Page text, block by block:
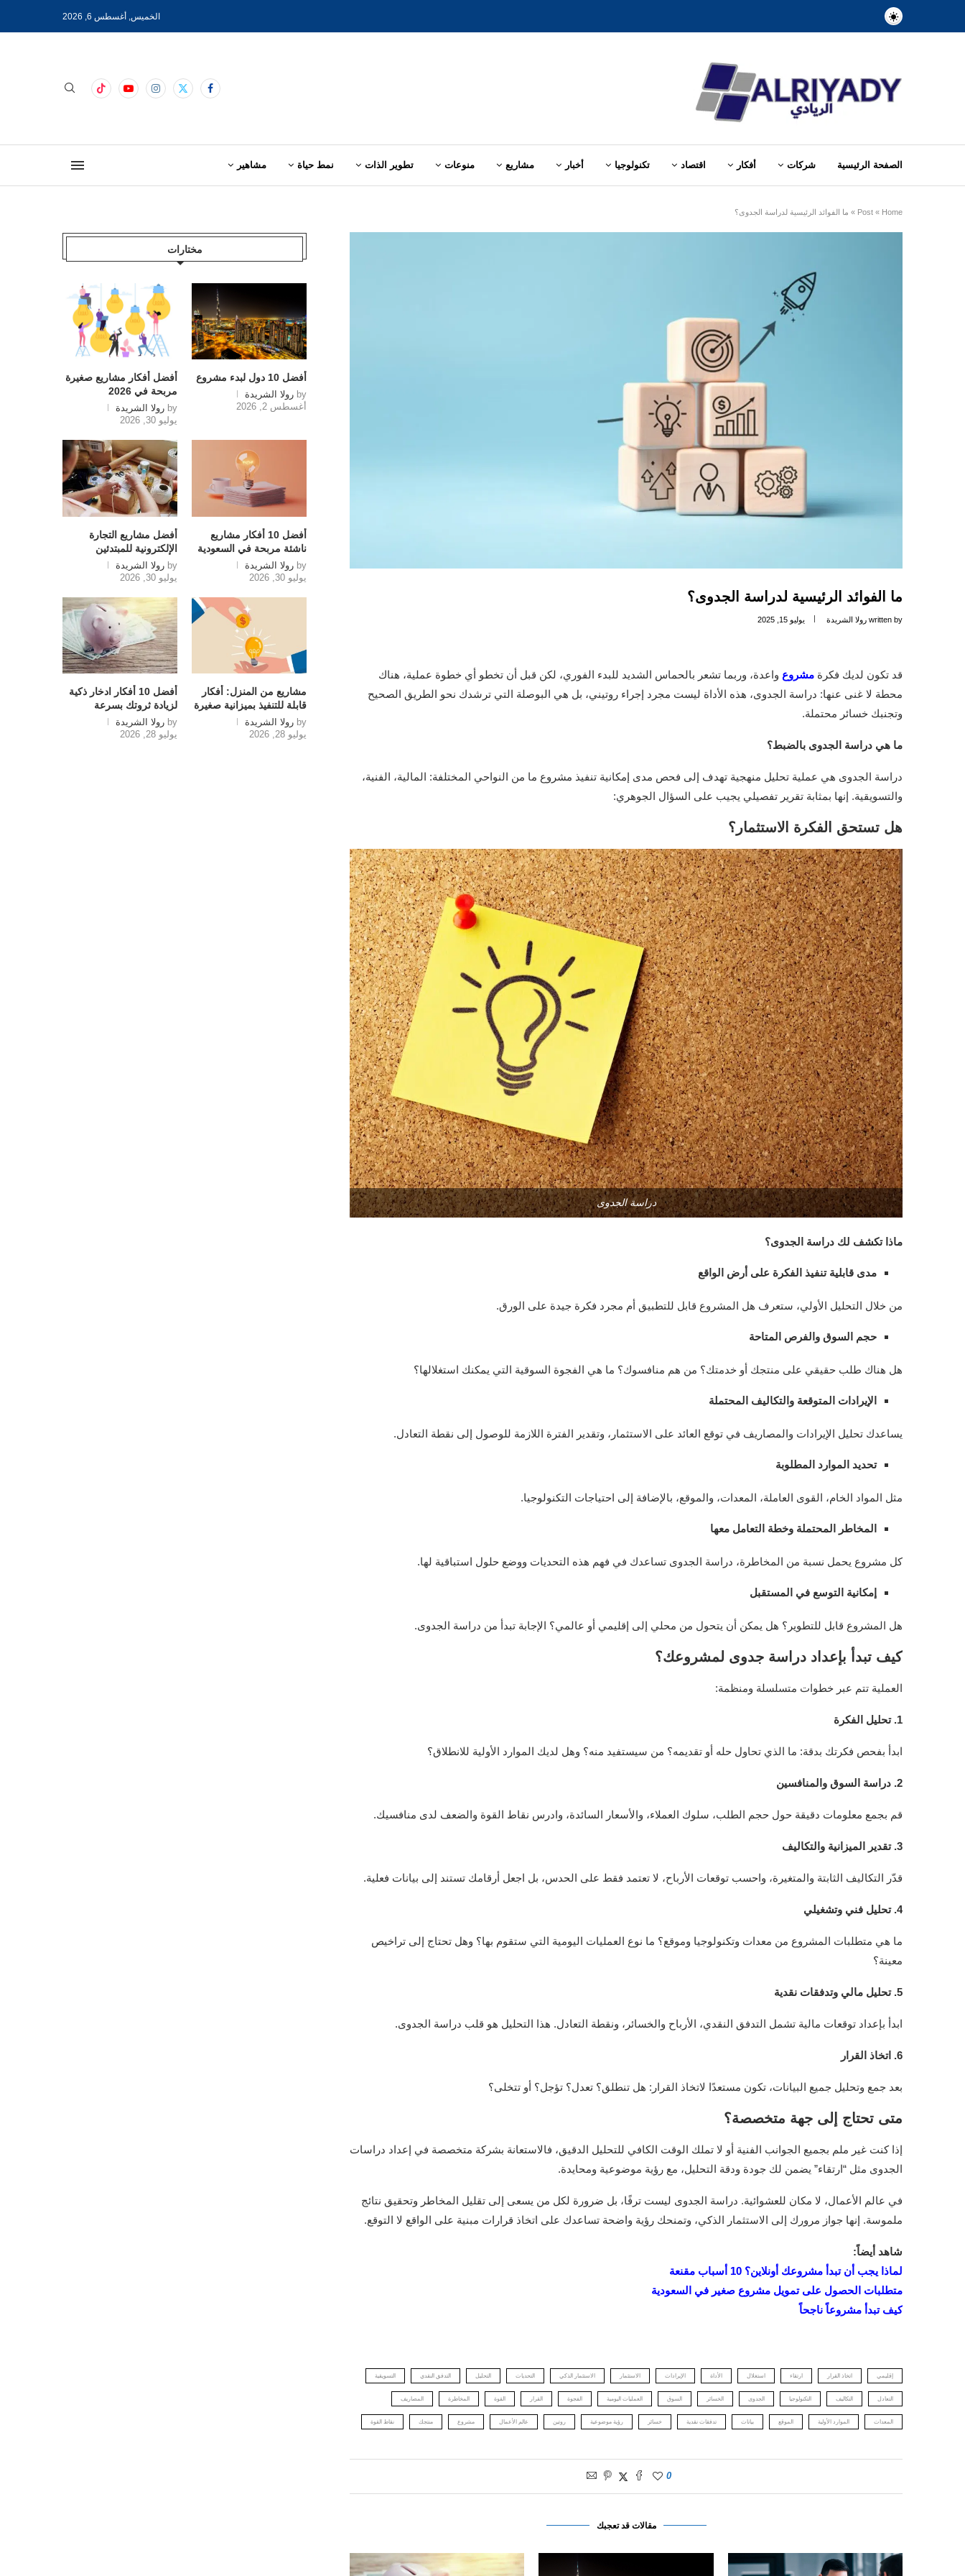
الخميس, أغسطس 6, 2026
الصفحة الرئيسية شركات أفكار اقتصاد تكنولوجيا أخبار مشاريع منوعات تطوير الذات نمط حياة مشاهير
Home
»
Post
» ما الفوائد الرئيسية لدراسة الجدوى؟
ما الفوائد الرئيسية لدراسة الجدوى؟
written by رولا الشريدة يوليو 15, 2025
قد تكون لديك فكرة مشروع واعدة، وربما تشعر بالحماس الشديد للبدء الفوري، لكن قبل أن تخطو أي خطوة عملية، هناك
محطة لا غنى عنها: دراسة الجدوى، هذه الأداة ليست مجرد إجراء روتيني، بل هي البوصلة التي ترشدك نحو الطريق الصحيح
وتجنبك خسائر محتملة.
ما هي دراسة الجدوى بالضبط؟
دراسة الجدوى هي عملية تحليل منهجية تهدف إلى فحص مدى إمكانية تنفيذ مشروع ما من النواحي المختلفة: المالية، الفنية،
والتسويقية. إنها بمثابة تقرير تفصيلي يجيب على السؤال الجوهري:
هل تستحق الفكرة الاستثمار؟
دراسة الجدوى
ماذا تكشف لك دراسة الجدوى؟
مدى قابلية تنفيذ الفكرة على أرض الواقع
من خلال التحليل الأولي، ستعرف هل المشروع قابل للتطبيق أم مجرد فكرة جيدة على الورق.
حجم السوق والفرص المتاحة
هل هناك طلب حقيقي على منتجك أو خدمتك؟ من هم منافسوك؟ ما هي الفجوة السوقية التي يمكنك استغلالها؟
الإيرادات المتوقعة والتكاليف المحتملة
يساعدك تحليل الإيرادات والمصاريف في توقع العائد على الاستثمار، وتقدير الفترة اللازمة للوصول إلى نقطة التعادل.
تحديد الموارد المطلوبة
مثل المواد الخام، القوى العاملة، المعدات، والموقع، بالإضافة إلى احتياجات التكنولوجيا.
المخاطر المحتملة وخطة التعامل معها
كل مشروع يحمل نسبة من المخاطرة، دراسة الجدوى تساعدك في فهم هذه التحديات ووضع حلول استباقية لها.
إمكانية التوسع في المستقبل
هل المشروع قابل للتطوير؟ هل يمكن أن يتحول من محلي إلى إقليمي أو عالمي؟ الإجابة تبدأ من دراسة الجدوى.
كيف تبدأ بإعداد دراسة جدوى لمشروعك؟
العملية تتم عبر خطوات متسلسلة ومنظمة:
1. تحليل الفكرة
ابدأ بفحص فكرتك بدقة: ما الذي تحاول حله أو تقديمه؟ من سيستفيد منه؟ وهل لديك الموارد الأولية للانطلاق؟
2. دراسة السوق والمنافسين
قم بجمع معلومات دقيقة حول حجم الطلب، سلوك العملاء، والأسعار السائدة، وادرس نقاط القوة والضعف لدى منافسيك.
3. تقدير الميزانية والتكاليف
قدّر التكاليف الثابتة والمتغيرة، واحسب توقعات الأرباح، لا تعتمد فقط على الحدس، بل اجعل أرقامك تستند إلى بيانات فعلية.
4. تحليل فني وتشغيلي
ما هي متطلبات المشروع من معدات وتكنولوجيا وموقع؟ ما نوع العمليات اليومية التي ستقوم بها؟ وهل تحتاج إلى تراخيص
معينة؟
5. تحليل مالي وتدفقات نقدية
ابدأ بإعداد توقعات مالية تشمل التدفق النقدي، الأرباح والخسائر، ونقطة التعادل. هذا التحليل هو قلب دراسة الجدوى.
6. اتخاذ القرار
بعد جمع وتحليل جميع البيانات، تكون مستعدًا لاتخاذ القرار: هل تنطلق؟ تعدل؟ تؤجل؟ أو تتخلى؟
متى تحتاج إلى جهة متخصصة؟
إذا كنت غير ملم بجميع الجوانب الفنية أو لا تملك الوقت الكافي للتحليل الدقيق، فالاستعانة بشركة متخصصة في إعداد دراسات
الجدوى مثل “ارتقاء” يضمن لك جودة ودقة التحليل، مع رؤية موضوعية ومحايدة.
في عالم الأعمال، لا مكان للعشوائية. دراسة الجدوى ليست ترفًا، بل ضرورة لكل من يسعى إلى تقليل المخاطر وتحقيق نتائج
ملموسة. إنها جواز مرورك إلى الاستثمار الذكي، وتمنحك رؤية واضحة تساعدك على اتخاذ قرارات مبنية على الواقع لا التوقع.
شاهد أيضاً:
لماذا يجب أن تبدأ مشروعك أونلاين؟ 10 أسباب مقنعة
متطلبات الحصول على تمويل مشروع صغير في السعودية
كيف تبدأ مشروعاً ناجحاً
إقليمي اتخاذ القرار ارتقاء استغلال الأداة الإيرادات الاستثمار الاستثمار الذكي التحديات التحليل التدفق النقدي التسويقية
التعادل التكاليف التكنولوجيا الجدوى الخسائر السوق العمليات اليومية الفجوة القرار القوة المخاطرة المصاريف
المعدات الموارد الأولية الموقع بيانات تدفقات نقدية خسائر رؤية موضوعية روتين عالم الأعمال مشروع منتجك نقاط القوة
0
مقالات قد تعجبك
مختارات
أفضل 10 دول لبدء مشروع
by رولا الشريدة
أغسطس 2, 2026
أفضل أفكار مشاريع صغيرة
مربحة في 2026
by رولا الشريدة
يوليو 30, 2026
أفضل 10 أفكار مشاريع
ناشئة مربحة في السعودية
by رولا الشريدة
يوليو 30, 2026
أفضل مشاريع التجارة
الإلكترونية للمبتدئين
by رولا الشريدة
يوليو 30, 2026
مشاريع من المنزل: أفكار
قابلة للتنفيذ بميزانية صغيرة
by رولا الشريدة
يوليو 28, 2026
أفضل 10 أفكار ادخار ذكية
لزيادة ثروتك بسرعة
by رولا الشريدة
يوليو 28, 2026